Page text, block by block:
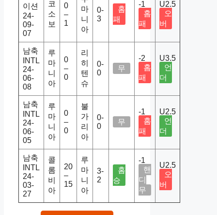
이션
24-
09-
07
코
소
보
0
–
1
마
니
아
0-
3
홈
패
-1
홈
패
U2.5
오
버
남축
INTL
24-
06-
08
루
마
니
아
0
–
0
리
히
텐
슈
0-
0
무
-2
홈
패
U3.5
언
더
남축
INTL
24-
06-
05
루
마
니
아
0
–
0
불
가
리
아
0-
0
무
-1
홈
패
U2.5
언
더
남축
INTL
24-
03-
27
콜
롬
비
아
20
–
15
루
마
니
아
3-
2
홈
승
-1
핸
디
무
U2.5
오
버